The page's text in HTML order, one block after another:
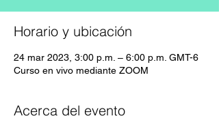
Horario y ubicación
24 mar 2023, 3:00 p.m. – 6:00 p.m. GMT-6
Curso en vivo mediante ZOOM
Acerca del evento